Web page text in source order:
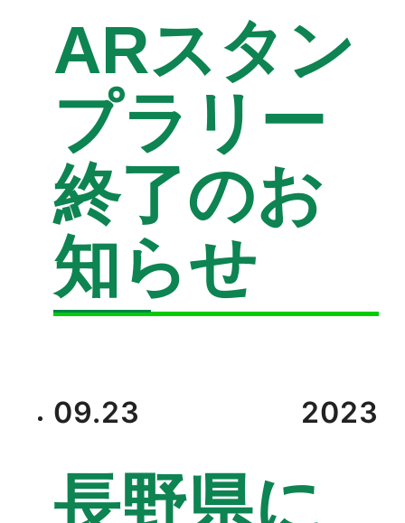
ARスタン
プラリー
終了のお
知らせ
09.23 2023
長野県に